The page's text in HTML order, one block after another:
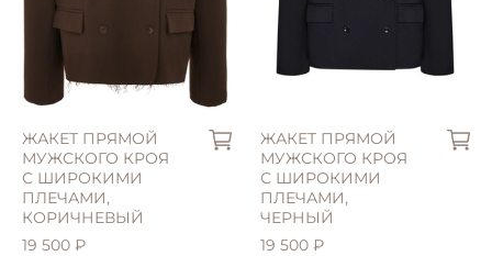
ЖАКЕТ ПРЯМОЙ
МУЖСКОГО КРОЯ
С ШИРОКИМИ
ПЛЕЧАМИ,
КОРИЧНЕВЫЙ
19 500 ₽
L (46)
ЖАКЕТ ПРЯМОЙ
МУЖСКОГО КРОЯ
С ШИРОКИМИ
ПЛЕЧАМИ,
ЧЕРНЫЙ
19 500 ₽